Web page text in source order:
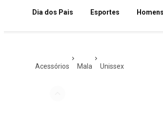
Dia dos Pais Esportes Homens
acessórios mala unissex